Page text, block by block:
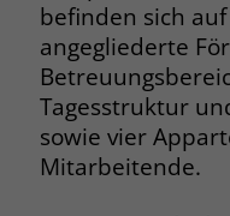
befinden sich
angegliederte
Tagesstruktur
sowie vier
Mitarbeitende.
Laufzeit 30
Zweck
This
Anbieter Google
Laufzeit 90 Tage
Zweck Enthält